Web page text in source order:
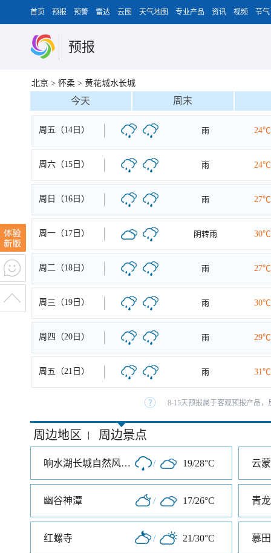
首页 预报 预警 雷达 云图 天气地图 专业产品 资讯 视频 节气
预报
北京 > 怀柔 > 黄花城水长城
今天 周末
周五（14日） 雨 24℃
周六（15日） 雨 24℃
周日（16日） 雨 27℃
周一（17日） 阴转雨 30℃
周二（18日） 雨 27℃
周三（19日） 雨 30℃
周四（20日） 雨 29℃
周五（21日） 雨 31℃
8-15天预报属于客观预报产品
周边地区 | 周边景点
响水湖长城自然风景区 / 19/28°C 云
幽谷神潭 / 17/26°C 青
红螺寺 / 21/30°C 慕